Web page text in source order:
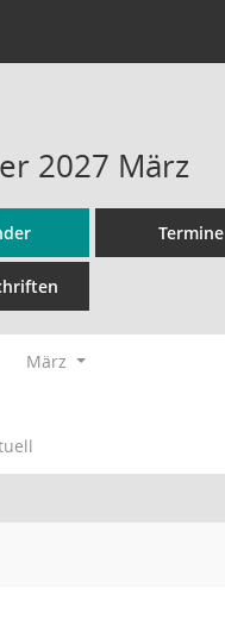
Feed
2027 März
Termine
März